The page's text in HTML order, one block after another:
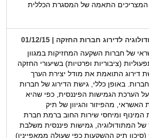
המצריכים התאמה של המסגרת הכללית
לדירוג חברות החזקה | 01/12/15
של חברות השקעה המחזיקות במגוון
(ציבוריות ופרטיות) בשיעורי החזקה
דירוג התואמת את מודל יצירת הערך
חברות. באופן כללי, גישת הדירוג של חברות
הערכת הגמישות הפיננסית, כפי שהיא
מהפיזור והגיוון של תיק
ומיחסי שירות החוב ברמת חברת
המתודולוגיה, גמישות פיננסית משלבת
(סיכון תיק ההשקעות כפי שעולה ממאפייניו)